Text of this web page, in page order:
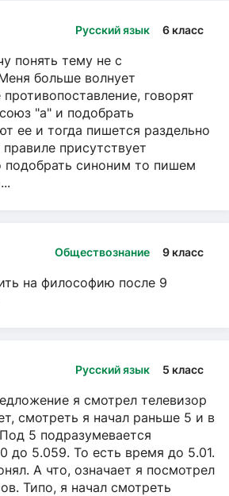
Русский язык 6 класс
понять тему не с
больше волнует
говорят
"а" и подобрать
ее и тогда пишется раздельно
присутствует
подобрать синоним то пишем
Обществознание 9 класс
на философию после 9
Русский язык 5 класс
я смотрел телевизор
смотреть я начал раньше 5 и в
5 подразумевается
до 5.059. То есть время до 5.01.
А что, означает я посмотрел
Типо, я начал смотреть